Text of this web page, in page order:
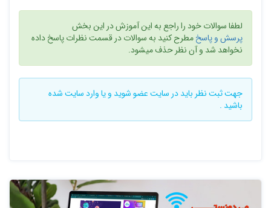
لطفا سوالات خود را راجع به این آموزش در این بخش
پرسش و پاسخمطرح کنید به سوالات در قسمت نظرات پاسخ داده
نخواهد شد و آن نظر حذف میشود.
جهت ثبت نظر باید در سایتعضو شوید و یاوارد سایتشده
باشید .